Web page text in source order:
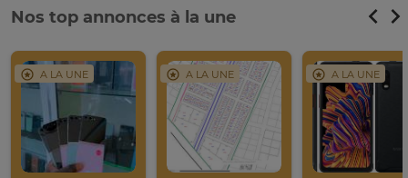
Nos top annonces à la une
A LA UNE A LA UNE A LA UNE